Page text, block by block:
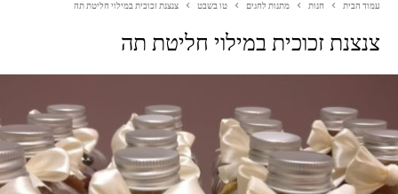
עמוד הבית חנות מתנות לחגים טו בשבט צנצנת זכוכית במילוי חליטת תה
צנצנת זכוכית במילוי חליטת תה